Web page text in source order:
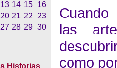
13 14 15
16
20 21 22
23
27 28 29 30
Historias
las
como